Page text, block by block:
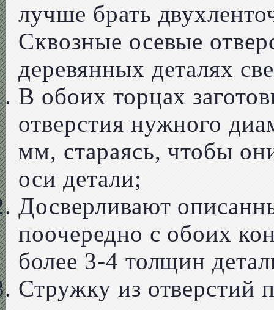
лучше брать
Сквозные осевые
деревянных деталях
В обоих торцах
отверстия нужного
мм, стараясь, чтобы
оси детали;
Досверливают
поочередно с обоих
более 3-4 толщин
Стружку из отверстий